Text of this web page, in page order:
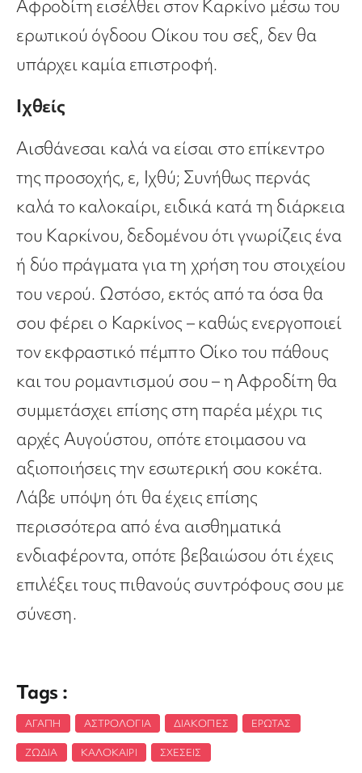
Αφροδίτη εισέλθει στον Καρκίνο μέσω του
ερωτικού όγδοου Οίκου του σεξ, δεν θα
υπάρχει καμία επιστροφή.
Ιχθείς
Αισθάνεσαι καλά να είσαι στο επίκεντρο
της προσοχής, ε, Ιχθύ; Συνήθως περνάς
καλά το καλοκαίρι, ειδικά κατά τη διάρκεια
του Καρκίνου, δεδομένου ότι γνωρίζεις ένα
ή δύο πράγματα για τη χρήση του στοιχείου
του νερού. Ωστόσο, εκτός από τα όσα θα
σου φέρει ο Καρκίνος – καθώς ενεργοποιεί
τον εκφραστικό πέμπτο Οίκο του πάθους
και του ρομαντισμού σου – η Αφροδίτη θα
συμμετάσχει επίσης στη παρέα μέχρι τις
αρχές Αυγούστου, οπότε ετοιμασου να
αξιοποιήσεις την εσωτερική σου κοκέτα.
Λάβε υπόψη ότι θα έχεις επίσης
περισσότερα από ένα αισθηματικά
ενδιαφέροντα, οπότε βεβαιώσου ότι έχεις
επιλέξει τους πιθανούς συντρόφους σου με
σύνεση.
Tags :
ΑΓΆΠΗ ΑΣΤΡΟΛΟΓΊΑ ΔΙΑΚΟΠΈΣ ΈΡΩΤΑΣ
ΖΏΔΙΑ ΚΑΛΟΚΑΊΡΙ ΣΧΈΣΕΙΣ